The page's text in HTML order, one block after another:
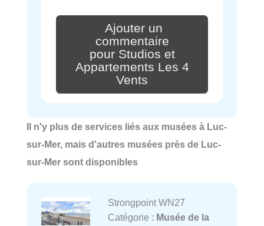
Ajouter un
commentaire
pour Studios et
Appartements Les 4
Vents
Il n'y plus de services liés aux musées à Luc-
sur-Mer, mais d'autres musées près de Luc-
sur-Mer sont disponibles
Strongpoint WN27
Catégorie : Musée de la